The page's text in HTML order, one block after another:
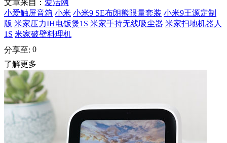
文章来自： 爱活网
小爱触屏音箱 小米 小米9 SE布朗熊限量套装 小米9王源定制
版 米家压力IH电饭煲1S 米家手持无线吸尘器 米家扫地机器人
1S 米家破壁料理机
分享至: 0
了解更多